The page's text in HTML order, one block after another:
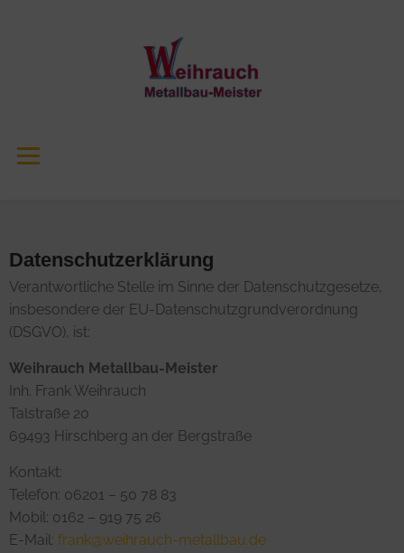
Datenschutzerklärung
Verantwortliche Stelle im Sinne der Datenschutzgesetze,
insbesondere der EU-Datenschutzgrundverordnung
(DSGVO), ist:
Weihrauch Metallbau-Meister
Inh. Frank Weihrauch
Talstraße 20
69493 Hirschberg an der Bergstraße
Kontakt:
Telefon: 06201 – 50 78 83
Mobil: 0162 – 919 75 26
E-Mail: frank@weihrauch-metallbau.de